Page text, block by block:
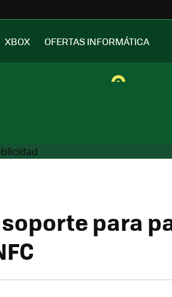
XBOX OFERTAS INFORMÁTICA
para